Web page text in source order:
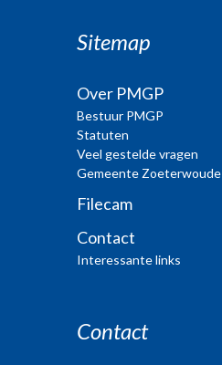
Sitemap
Over PMGP
Bestuur PMGP
Statuten
Veel gestelde vragen
Gemeente Zoeterwoude
Filecam
Contact
Interessante links
Contact